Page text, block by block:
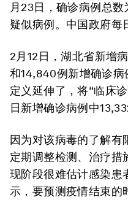
月23日，确诊病例总
疑似病例。中国政府每
2月12日，湖北省新增
和14,840例新增确诊病
定义延伸了，将“临床
日新增确诊病例中
因为对该病毒的了解有
定期调整检测、治疗措
现阶段很难估计感染患
示，要预测疫情结束的